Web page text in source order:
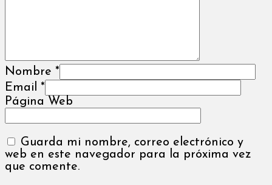
Nombre *
Email *
Página Web
Guarda mi nombre, correo electrónico y
web en este navegador para la próxima vez
que comente.